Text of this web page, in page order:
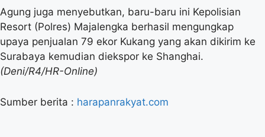
Agung juga menyebutkan, baru-baru ini Kepolisian
Resort (Polres) Majalengka berhasil mengungkap
upaya penjualan 79 ekor Kukang yang akan dikirim ke
Surabaya kemudian diekspor ke Shanghai.
(Deni/R4/HR-Online)
Sumber berita : harapanrakyat.com